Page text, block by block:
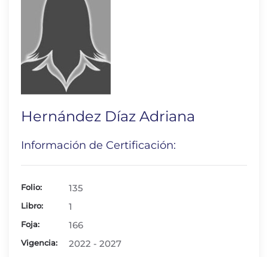
Hernández Díaz Adriana
Información de Certificación:
Folio: 135
Libro: 1
Foja: 166
Vigencia: 2022 - 2027